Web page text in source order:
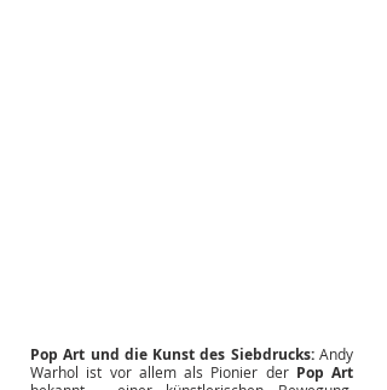
Pop Art und die Kunst des Siebdrucks: Andy
Warhol ist vor allem als Pionier der Pop Art